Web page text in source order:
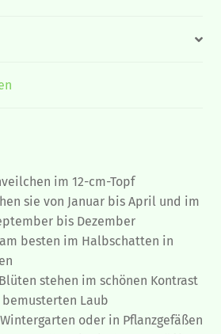
im 12-cm-Topf
sie von Januar bis April und im
bis Dezember
besten im Halbschatten in
stehen im schönen Kontrast
Laub
oder in Pflanzgefäßen